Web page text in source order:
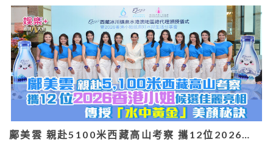
鄺美雲 親赴5100米西藏高山考察 攜12位2026…